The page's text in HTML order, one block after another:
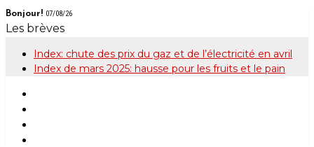
Skip
to
Bonjour! 07/08/26
Les brèves
Index: chute des prix du gaz et de l’électricité en avril
Index de mars 2025: hausse pour les fruits et le pain